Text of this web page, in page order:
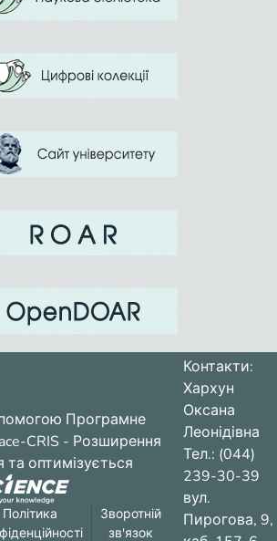
Програмне
CRIS - Розширення
та оптимізується
Політика
Зворотній
зв'язок
Контакти:
Хархун
Оксана
Леонідівна
Тел.: (044)
239-30-39
вул.
Пирогова, 9,